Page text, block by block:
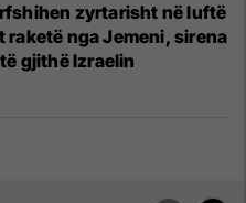
zyrtarisht në luftë
raketë nga Jemeni, sirena
gjithë Izraelin